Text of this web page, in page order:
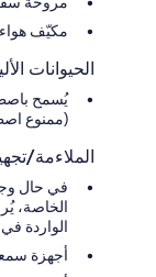
مكيّف هواء
الحيوانات
يُسمح
(ممنوع
الملاءمة/
في حال
الخاصة،
الواردة
أجهزة